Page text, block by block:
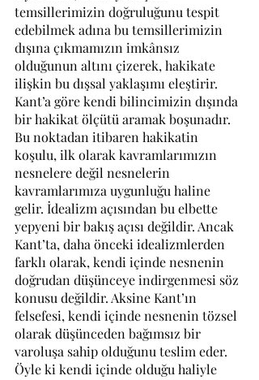
temsillerimizin doğruluğunu tespit
edebilmek adına bu temsillerimizin
dışına çıkmamızın imkânsız
olduğunun altını çizerek, hakikate
ilişkin bu dışsal yaklaşımı eleştirir.
Kant’a göre kendi bilincimizin dışında
bir hakikat ölçütü aramak boşunadır.
Bu noktadan itibaren hakikatin
koşulu, ilk olarak kavramlarımızın
nesnelere değil nesnelerin
kavramlarımıza uygunluğu haline
gelir. İdealizm açısından bu elbette
yepyeni bir bakış açısı değildir. Ancak
Kant’ta, daha önceki idealizmlerden
farklı olarak, kendi içinde nesnenin
doğrudan düşünceye indirgenmesi söz
konusu değildir. Aksine Kant’ın
felsefesi, kendi içinde nesnenin tözsel
olarak düşünceden bağımsız bir
varoluşa sahip olduğunu teslim eder.
Öyle ki kendi içinde olduğu haliyle